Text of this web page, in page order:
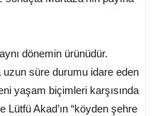
dönemin ürünüdür.
süre durumu idare eden
yaşam biçimleri karşısında
Akad’ın “köyden şehre